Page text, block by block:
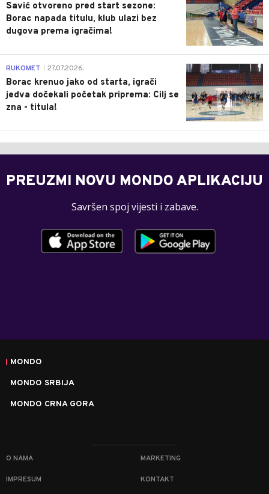
Savić otvoreno pred start sezone:
Borac napada titulu, klub ulazi bez
dugova prema igračima!
0
RUKOMET 27.07.2026.
Borac krenuo jako od starta, igrači
jedva dočekali početak priprema: Cilj se
zna - titula!
PREUZMI NOVU MONDO APLIKACIJU
Savršen spoj vijesti i zabave.
MONDO
MONDO SRBIJA
MONDO CRNA GORA
O NAMA MARKETING
IMPRESUM KONTAKT